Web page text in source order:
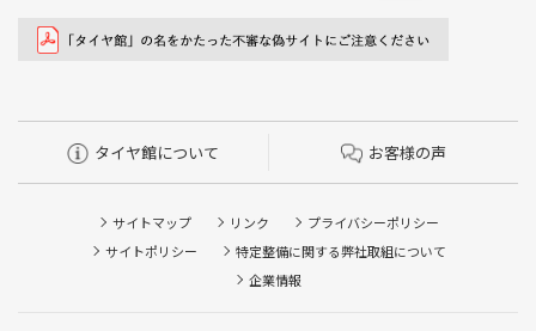
タイヤ館について お客様の声
サイトマップ リンク
プライバシーポリシー
サイトポリシー
特定整備に関する弊社取組について
企業情報